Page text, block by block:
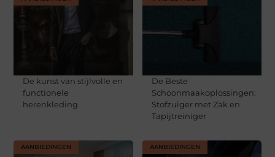
De kunst van stijlvolle en
functionele
herenkleding
De Beste
Schoonmaakoplossingen:
Stofzuiger met Zak en
Tapijtreiniger
AANBIEDINGEN AANBIEDINGEN